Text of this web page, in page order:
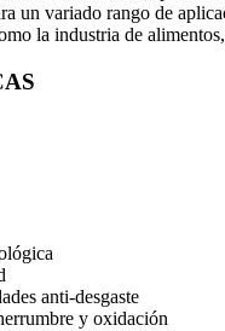
un variado rango de
la industria de
anti-desgaste
y oxidación